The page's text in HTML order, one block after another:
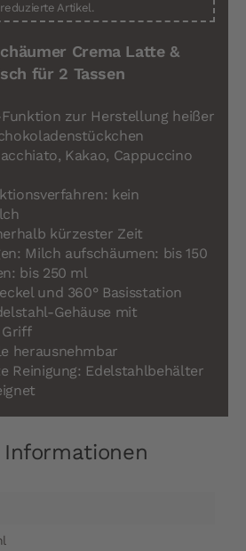
reduzierte Artikel.
Crema Latte &
für 2 Tassen
zur Herstellung heißer
Kakao, Cappuccino
kein
kürzester Zeit
Milch aufschäumen: bis 150
bis 250 ml
und 360° Basisstation
Gehäuse mit
herausnehmbar
Reinigung: Edelstahlbehälter
Informationen